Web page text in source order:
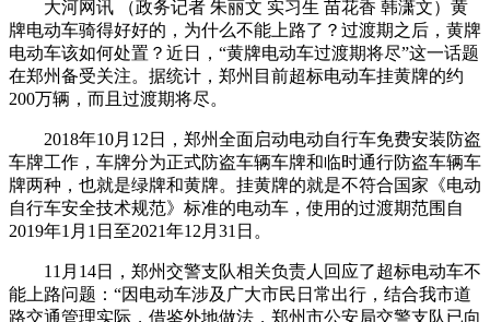
大河网讯 （政务记者 朱丽文 实习生 苗花香 韩潇文）黄
牌电动车骑得好好的，为什么不能上路了？过渡期之后，黄牌
电动车该如何处置？近日，“黄牌电动车过渡期将尽”这一话题
在郑州备受关注。据统计，郑州目前超标电动车挂黄牌的约
200万辆，而且过渡期将尽。
2018年10月12日，郑州全面启动电动自行车免费安装防盗
车牌工作，车牌分为正式防盗车辆车牌和临时通行防盗车辆车
牌两种，也就是绿牌和黄牌。挂黄牌的就是不符合国家《电动
自行车安全技术规范》标准的电动车，使用的过渡期范围自
2019年1月1日至2021年12月31日。
11月14日，郑州交警支队相关负责人回应了超标电动车不
能上路问题：“因电动车涉及广大市民日常出行，结合我市道
路交通管理实际，借鉴外地做法，郑州市公安局交警支队已向